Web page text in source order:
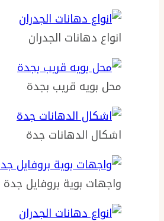
انواع دهانات الجدران
محل بويه قريب بجدة
اشكال الدهانات جدة
واجهات بوية بروفايل جدة